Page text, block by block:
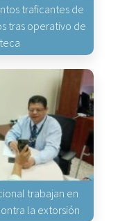
traficantes de
tras operativo de
trabajan en
la extorsión